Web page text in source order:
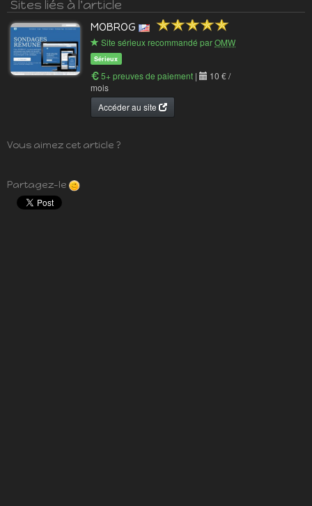
Sites liés à l'article
MOBROG
Site sérieux recommandé parOMW
Sérieux
5+ preuves de paiement |
10 € /
mois
Accéder au site
Vous aimez cet article ?
Partagez-le